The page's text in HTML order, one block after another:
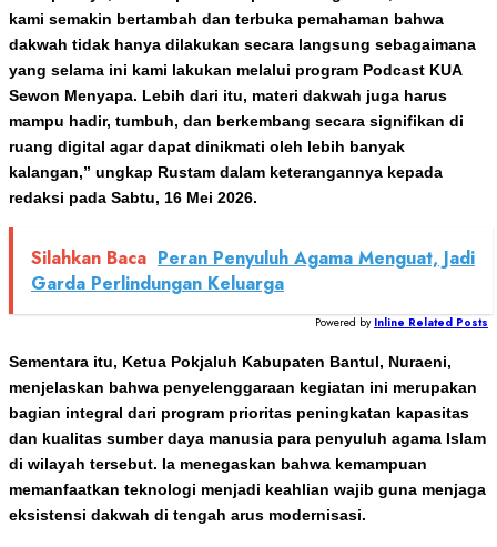
kami semakin bertambah dan terbuka pemahaman bahwa
dakwah tidak hanya dilakukan secara langsung sebagaimana
yang selama ini kami lakukan melalui program Podcast KUA
Sewon Menyapa. Lebih dari itu, materi dakwah juga harus
mampu hadir, tumbuh, dan berkembang secara signifikan di
ruang digital agar dapat dinikmati oleh lebih banyak
kalangan,” ungkap Rustam dalam keterangannya kepada
redaksi pada Sabtu, 16 Mei 2026.
Silahkan Baca Peran Penyuluh Agama Menguat, Jadi
Garda Perlindungan Keluarga
Powered by Inline Related Posts
Sementara itu, Ketua Pokjaluh Kabupaten Bantul, Nuraeni,
menjelaskan bahwa penyelenggaraan kegiatan ini merupakan
bagian integral dari program prioritas peningkatan kapasitas
dan kualitas sumber daya manusia para penyuluh agama Islam
di wilayah tersebut. Ia menegaskan bahwa kemampuan
memanfaatkan teknologi menjadi keahlian wajib guna menjaga
eksistensi dakwah di tengah arus modernisasi.